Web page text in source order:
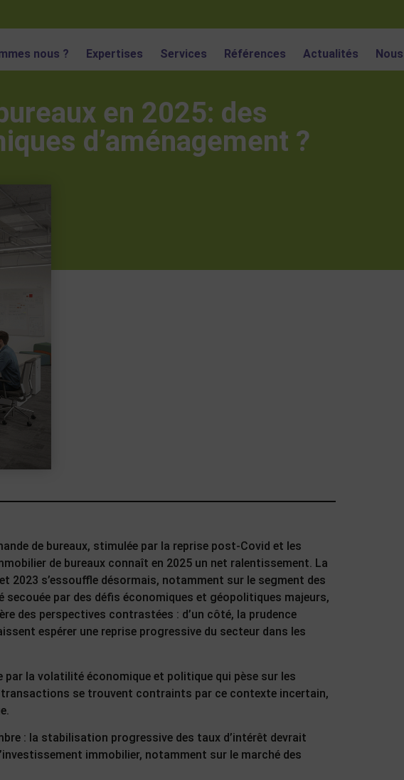
nous ? Expertises Services Références Actualités
en 2025: des
d’aménagement ?
de bureaux, stimulée par la reprise post-Covid et les
de bureaux connaît en 2025 un net ralentissement. La
2023 s’essouffle désormais, notamment sur le segment des
secouée par des défis économiques et géopolitiques majeurs,
des perspectives contrastées : d’un côté, la prudence
espérer une reprise progressive du secteur dans les
par la volatilité économique et politique qui pèse sur les
se trouvent contraints par ce contexte incertain,
: la stabilisation progressive des taux d’intérêt devrait
immobilier, notamment sur le marché des